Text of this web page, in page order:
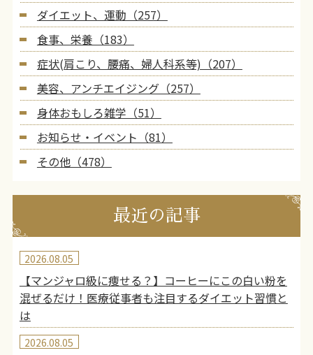
ダイエット、運動（257）
食事、栄養（183）
症状(肩こり、腰痛、婦人科系等)（207）
美容、アンチエイジング（257）
身体おもしろ雑学（51）
お知らせ・イベント（81）
その他（478）
最近の記事
【マンジャロ級に痩せる？】コーヒーにこの白い粉を
混ぜるだけ！医療従事者も注目するダイエット習慣と
は
2026.08.05
2026.08.05